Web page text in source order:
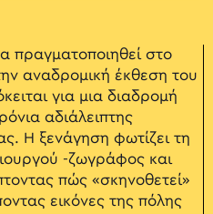
πραγματοποιηθεί στο
αναδρομική έκθεση του
για μια διαδρομή
αδιάλειπτης
Η ξενάγηση φωτίζει τη
-ζωγράφος και
πώς «σκηνοθετεί»
εικόνες της πόλης